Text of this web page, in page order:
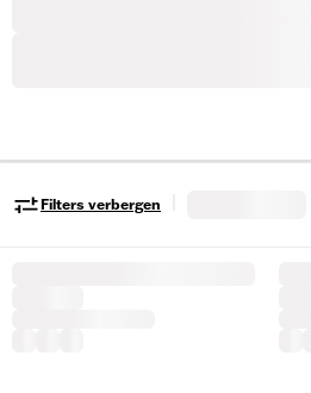
Filters verbergen